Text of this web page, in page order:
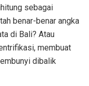
sebagai
benar-benar angka
di Bali? Atau
membuat
dibalik